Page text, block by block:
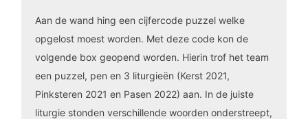
Aan de wand hing een cijfercode puzzel welke
opgelost moest worden. Met deze code kon de
volgende box geopend worden. Hierin trof het team
een puzzel, pen en 3 liturgieën (Kerst 2021,
Pinksteren 2021 en Pasen 2022) aan. In de juiste
liturgie stonden verschillende woorden onderstreept,